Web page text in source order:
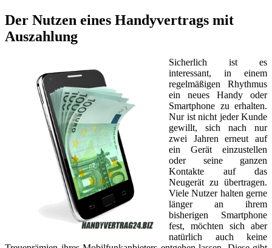
Der Nutzen eines Handyvertrags mit
Auszahlung
Sicherlich ist es
interessant, in einem
regelmäßigen Rhythmus
ein neues Handy oder
Smartphone zu erhalten.
Nur ist nicht jeder Kunde
gewillt, sich nach nur
zwei Jahren erneut auf
ein Gerät einzustellen
oder seine ganzen
Kontakte auf das
Neugerät zu übertragen.
Viele Nutzer halten gerne
länger an ihrem
bisherigen Smartphone
fest, möchten sich aber
natürlich auch keine